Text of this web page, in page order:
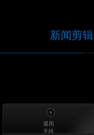
新闻剪辑
通用
无线